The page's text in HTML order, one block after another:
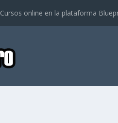
Cursos online en la plataforma